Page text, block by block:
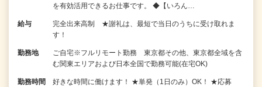
を有効活用できるお仕事です。 ◆【いろん…
給与
完全出来高制 ★謝礼は、最短で当日のうちに受け取れま
す！
勤務地
ご自宅※フルリモート勤務 東京都その他、東京都全域を含
む関東エリアおよび日本全国で勤務可能(在宅OK)
勤務時間
好きな時間に働けます！ ★単発（1日のみ）OK！ ★応募